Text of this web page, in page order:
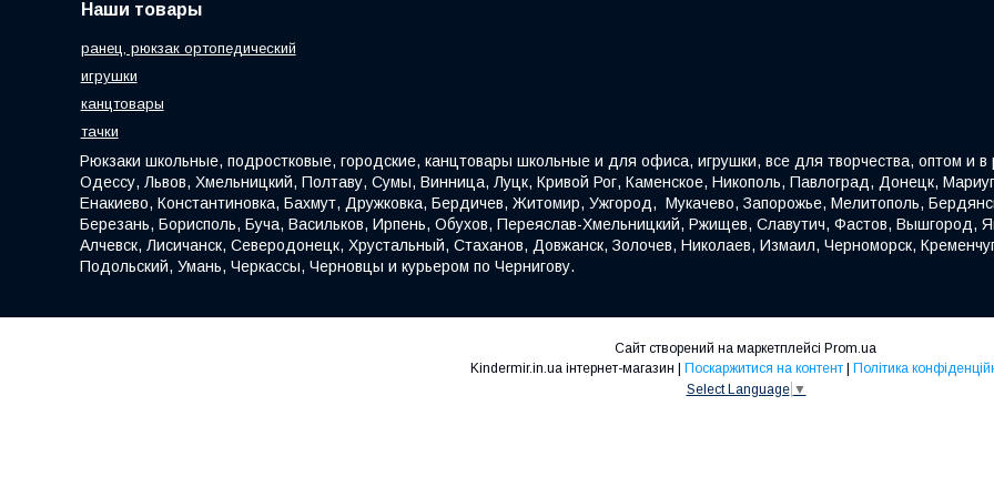
Наши товары
ранец, рюкзак ортопедический
игрушки
канцтовары
тачки
Рюкзаки школьные, подростковые, городские, канцтовары школьные и для офиса, игрушки, все для творчества, оптом и
Одессу, Львов, Хмельницкий, Полтаву, Сумы, Винница, Луцк, Кривой Рог, Каменское, Никополь, Павлоград, Донецк,
Енакиево, Константиновка, Бахмут, Дружковка, Бердичев, Житомир, Ужгород, Мукачево, Запорожье, Мелитополь,
Березань, Борисполь, Буча, Васильков, Ирпень, Обухов, Переяслав-Хмельницкий, Ржищев, Славутич, Фастов, Вышгород,
Алчевск, Лисичанск, Северодонецк, Хрустальный, Стаханов, Довжанск, Золочев, Николаев, Измаил, Черноморск,
Подольский, Умань, Черкассы, Черновцы и курьером по Чернигову.
Сайт створений на маркетплейсі Prom.ua
Kindermir.in.ua інтернет-магазин | Поскаржитися на контент | Політика
Select Language ▼